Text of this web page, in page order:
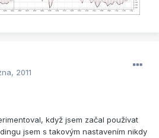
2011
když jsem začal používat
jsem s takovým nastavením nikdy